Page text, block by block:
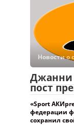
Новости о
Джанни
пост
«Sport
федерации
сохранил